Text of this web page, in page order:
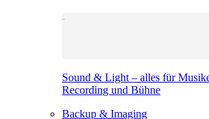
Sound & Light – alles für
Recording und Bühne
Backup & Imaging